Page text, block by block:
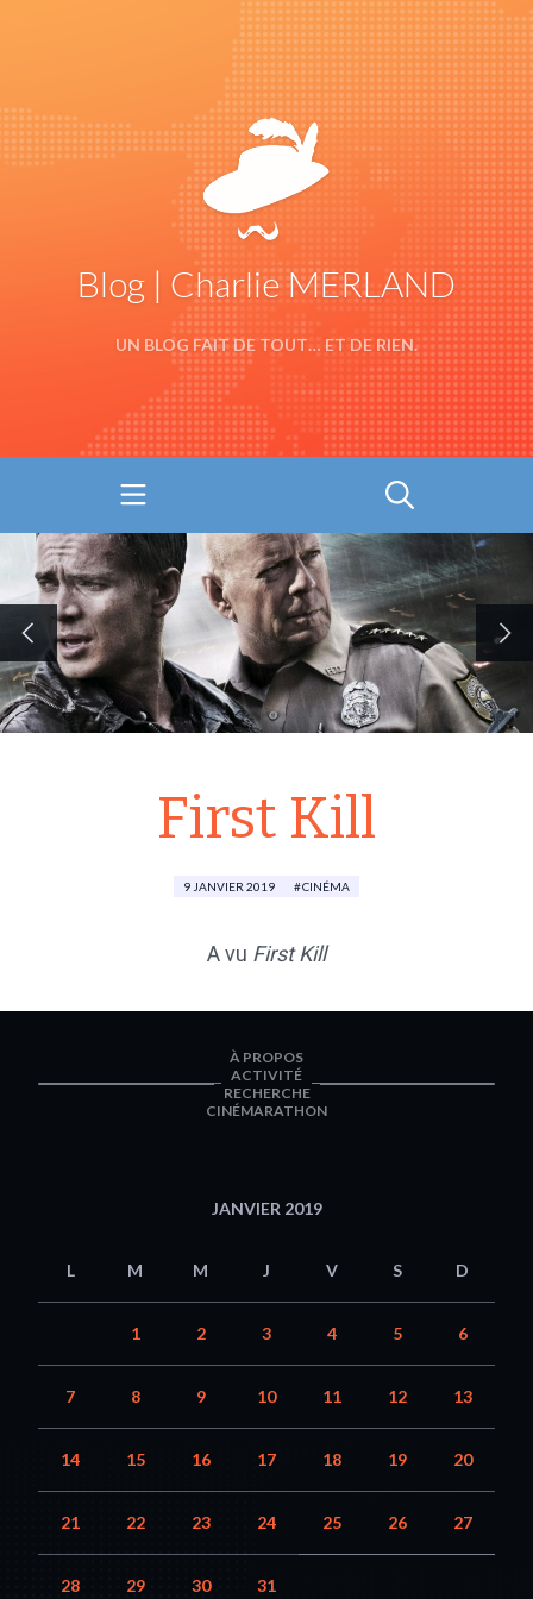
Blog | Charlie MERLAND
UN BLOG FAIT DE TOUT… ET DE RIEN.
First Kill
9 JANVIER 2019 CINÉMA
A vu First Kill
À PROPOS
ACTIVITÉ
RECHERCHE
CINÉMARATHON
JANVIER 2019
L M M J V S D
1 2 3 4 5 6
7 8 9 10 11 12 13
14 15 16 17 18 19 20
21 22 23 24 25 26 27
28 29 30 31